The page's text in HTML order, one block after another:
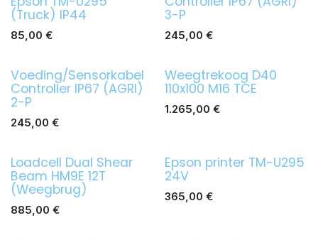
(Truck) IP44
85,00 €
3-P
245,00 €
Voeding/Sensorkabel
Controller IP67 (AGRI)
2-P
245,00 €
Weegtrekoog D40
110x100 M16 TCE
1.265,00 €
Loadcell Dual Shear
Beam HM9E 12T
(Weegbrug)
885,00 €
Epson printer TM-U295
24V
365,00 €